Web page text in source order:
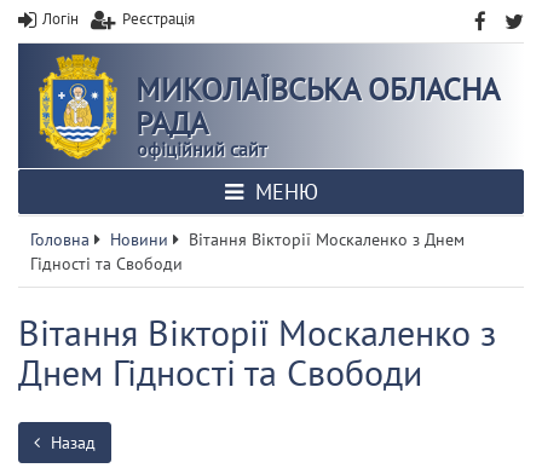
Логін Реєстрація
МИКОЛАЇВСЬКА ОБЛАСНА
РАДА
офіційний сайт
МЕНЮ
Головна Новини
Вітання Вікторії Москаленко з Днем
Гідності та Свободи
Вітання Вікторії Москаленко з
Днем Гідності та Свободи
Назад